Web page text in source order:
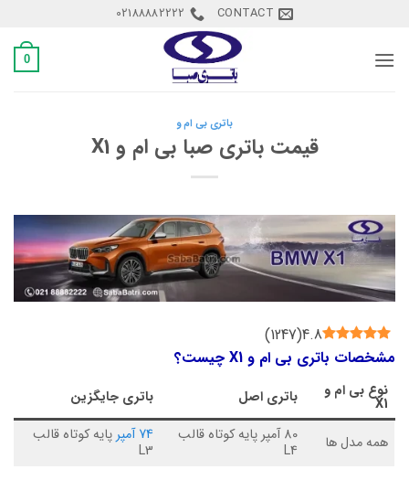
content
CONTACT
02188882222
0
باتری بی ام و
قیمت باتری صبا بی ام و X1
4.8
(
1247
)
مشخصات باتری بی ام و X1 چیست؟
نوع بی ام و
X1 باتری اصل باتری جایگزین
همه مدل ها 80 آمپر پایه کوتاه قالب
L4
74 آمپر پایه کوتاه قالب
L3